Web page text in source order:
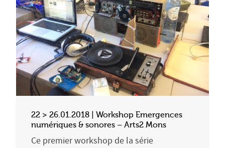
22 > 26.01.2018 | Workshop Emergences
numériques & sonores – Arts2 Mons
Ce premier workshop de la série